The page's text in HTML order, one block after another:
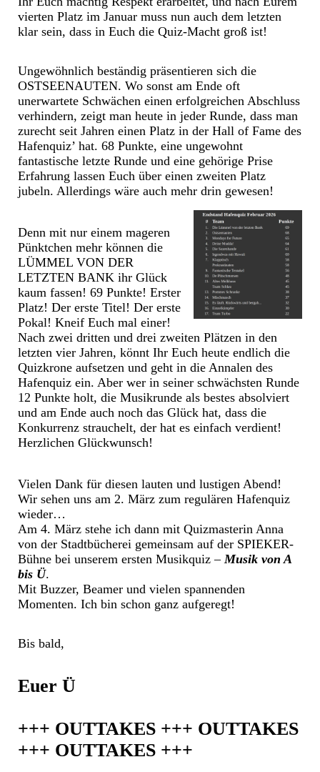
vierten Platz im Januar muss nun auch dem letzten
klar sein, dass in Euch die Quiz-Macht groß ist!
Ungewöhnlich beständig präsentieren sich die
OSTSEENAUTEN. Wo sonst am Ende oft
unerwartete Schwächen einen erfolgreichen Abschluss
verhindern, zeigt man heute in jeder Runde, dass man
zurecht seit Jahren einen Platz in der Hall of Fame des
Hafenquiz’ hat. 68 Punkte, eine ungewohnt
fantastische letzte Runde und eine gehörige Prise
Erfahrung lassen Euch über einen zweiten Platz
jubeln. Allerdings wäre auch mehr drin gewesen!
Denn mit nur einem mageren
Pünktchen mehr können die
LÜMMEL VON DER
LETZTEN BANK ihr Glück
kaum fassen! 69 Punkte! Erster
Platz! Der erste Titel! Der erste
Pokal! Kneif Euch mal einer!
Nach zwei dritten und drei zweiten Plätzen in den
letzten vier Jahren, könnt Ihr Euch heute endlich die
Quizkrone aufsetzen und geht in die Annalen des
Hafenquiz ein. Aber wer in seiner schwächsten Runde
12 Punkte holt, die Musikrunde als bestes absolviert
und am Ende auch noch das Glück hat, dass die
Konkurrenz strauchelt, der hat es einfach verdient!
Herzlichen Glückwunsch!
Vielen Dank für diesen lauten und lustigen Abend!
Wir sehen uns am 2. März zum regulären Hafenquiz
wieder…
Am 4. März stehe ich dann mit Quizmasterin Anna
von der Stadtbücherei gemeinsam auf der SPIEKER-
Bühne bei unserem ersten Musikquiz –Musik von A
bis Ü.
Mit Buzzer, Beamer und vielen spannenden
Momenten. Ich bin schon ganz aufgeregt!
Bis bald,
Euer Ü
+++ OUTTAKES +++ OUTTAKES
+++ OUTTAKES +++